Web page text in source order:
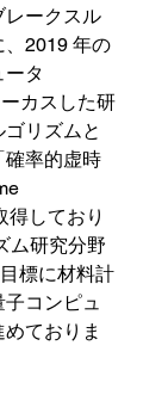
レークスル
、2019 年の
タ
カスした研
リズムと
確率的虚時
しており
ム研究分野
標に材料計
コンピュ
ておりま